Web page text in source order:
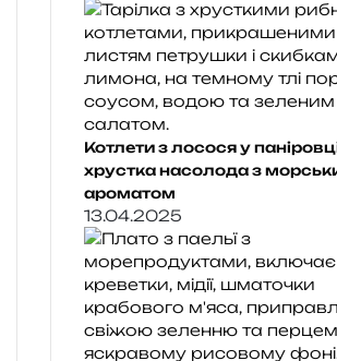
Котлети з лосося у
хрустка насолода з
ароматом
13.04.2025